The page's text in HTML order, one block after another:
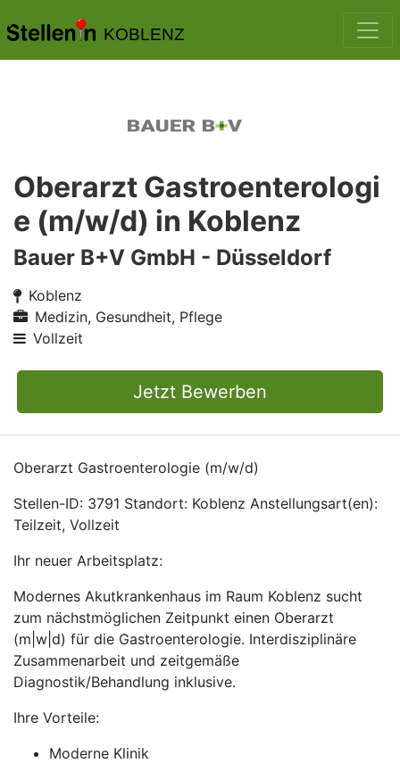
KOBLENZ
Oberarzt Gastroenterologi
e (m/w/d) in Koblenz
Bauer B+V GmbH - Düsseldorf
Koblenz
Medizin, Gesundheit, Pflege
Vollzeit
Jetzt Bewerben
Oberarzt Gastroenterologie (m/w/d)
Stellen-ID: 3791 Standort: Koblenz Anstellungsart(en):
Teilzeit, Vollzeit
Ihr neuer Arbeitsplatz:
Modernes Akutkrankenhaus im Raum Koblenz sucht
zum nächstmöglichen Zeitpunkt einen Oberarzt
(m|w|d) für die Gastroenterologie. Interdisziplinäre
Zusammenarbeit und zeitgemäße
Diagnostik/Behandlung inklusive.
Ihre Vorteile:
Moderne Klinik